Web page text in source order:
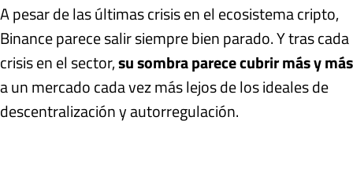
A pesar de las últimas crisis en el ecosistema cripto,
Binance parece salir siempre bien parado. Y tras cada
crisis en el sector,su sombra parece cubrir más y más
a un mercado cada vez más lejos de los ideales de
descentralización y autorregulación.